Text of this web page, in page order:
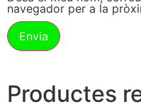
navegador per a la
Productes